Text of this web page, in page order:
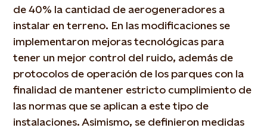
de 40% la cantidad de aerogeneradores a
instalar en terreno. En las modificaciones se
implementaron mejoras tecnológicas para
tener un mejor control del ruido, además de
protocolos de operación de los parques con la
finalidad de mantener estricto cumplimiento de
las normas que se aplican a este tipo de
instalaciones. Asimismo, se definieron medidas